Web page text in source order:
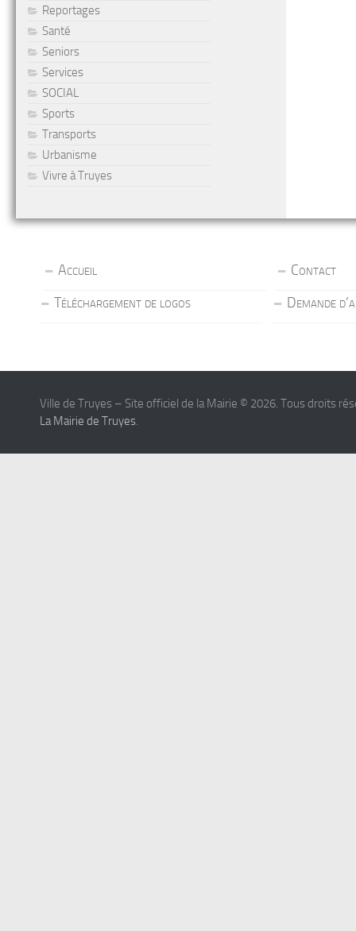
Reportages
Santé
Seniors
Services
SOCIAL
Sports
Transports
Urbanisme
Vivre à Truyes
Accueil
Contact
Téléchargement de logos
Demande
Ville de Truyes – Site officiel de la Mairie © 2026. Tous droits
La Mairie de Truyes.